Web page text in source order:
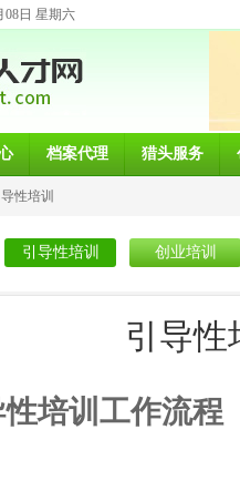
08日 星期六
档案代理 猎头服务
性培训
引导性培训 创业培训
引导性
工作流程